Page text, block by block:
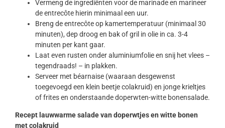
Vermeng de ingrediënten voor de marinade en marineer
de entrecôte hierin minimaal een uur.
Breng de entrecôte op kamertemperatuur (minimaal 30
minuten), dep droog en bak of gril in olie in ca. 3-4
minuten per kant gaar.
Laat even rusten onder aluminiumfolie en snij het vlees –
tegendraads! – in plakken.
Serveer met béarnaise (waaraan desgewenst
toegevoegd een klein beetje colakruid) en jonge krieltjes
of frites en onderstaande doperwten-witte bonensalade.
Recept lauwwarme salade van doperwtjes en witte bonen
met colakruid